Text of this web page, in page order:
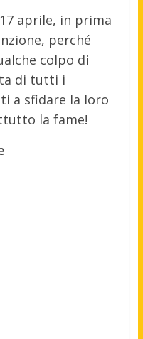
aprile, in prima
perché
colpo di
di tutti i
a sfidare la loro
la fame!